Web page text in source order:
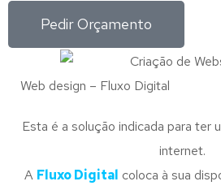
Pedir Orçamento
Web design – Fluxo Digital
Esta é a solução indicada para ter
internet.
A Fluxo Digital coloca à sua